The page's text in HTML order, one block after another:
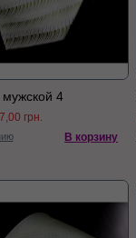
мужской 4
грн.
В корзину